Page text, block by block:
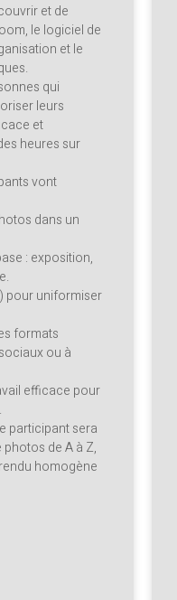
et de
le logiciel de
et le
qui
leurs
et
heures sur
vont
dans un
: exposition,
pour uniformiser
formats
ou à
efficace pour
participant sera
de A à Z,
homogène